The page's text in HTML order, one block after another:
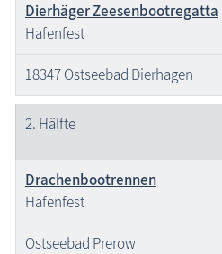
Dierhäger Zeesenbootregatta
Hafenfest
18347 Ostseebad Dierhagen
2. Hälfte
Drachenbootrennen
Hafenfest
Ostseebad Prerow